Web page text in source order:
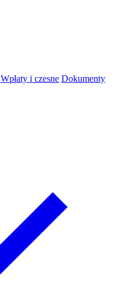
Wpłaty i czesne Dokumenty